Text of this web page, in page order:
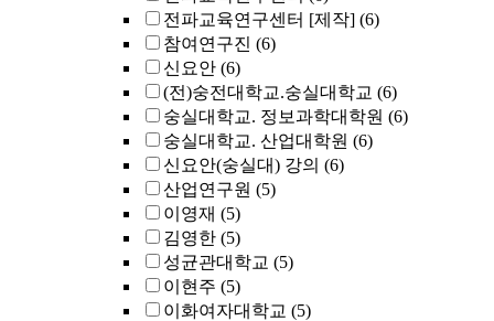
전파교육연구센터 [제작] (6)
참여연구진 (6)
신요안 (6)
(전)숭전대학교.숭실대학교 (6)
숭실대학교. 정보과학대학원 (6)
숭실대학교. 산업대학원 (6)
신요안(숭실대) 강의 (6)
산업연구원 (5)
이영재 (5)
김영한 (5)
성균관대학교 (5)
이현주 (5)
이화여자대학교 (5)